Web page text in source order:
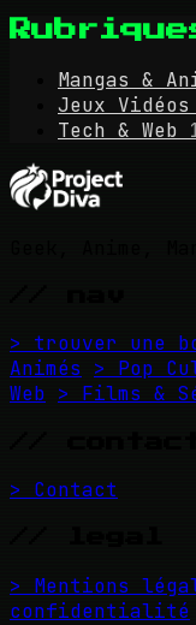
Mangas &
Jeux Vidéos
Tech & Web
> trouver une
Animés
> Pop
Web > Films &
> Contact
> Mentions
confidentialité